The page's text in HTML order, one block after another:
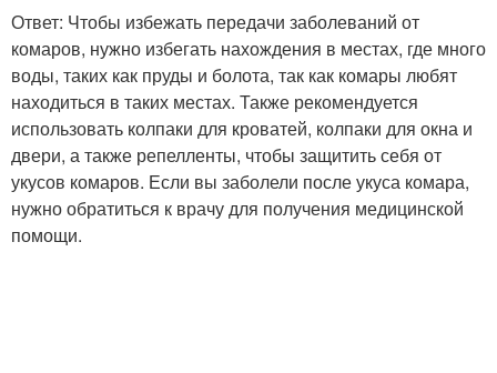
Ответ: Чтобы избежать передачи заболеваний от
комаров, нужно избегать нахождения в местах, где много
воды, таких как пруды и болота, так как комары любят
находиться в таких местах. Также рекомендуется
использовать колпаки для кроватей, колпаки для окна и
двери, а также репелленты, чтобы защитить себя от
укусов комаров. Если вы заболели после укуса комара,
нужно обратиться к врачу для получения медицинской
помощи.